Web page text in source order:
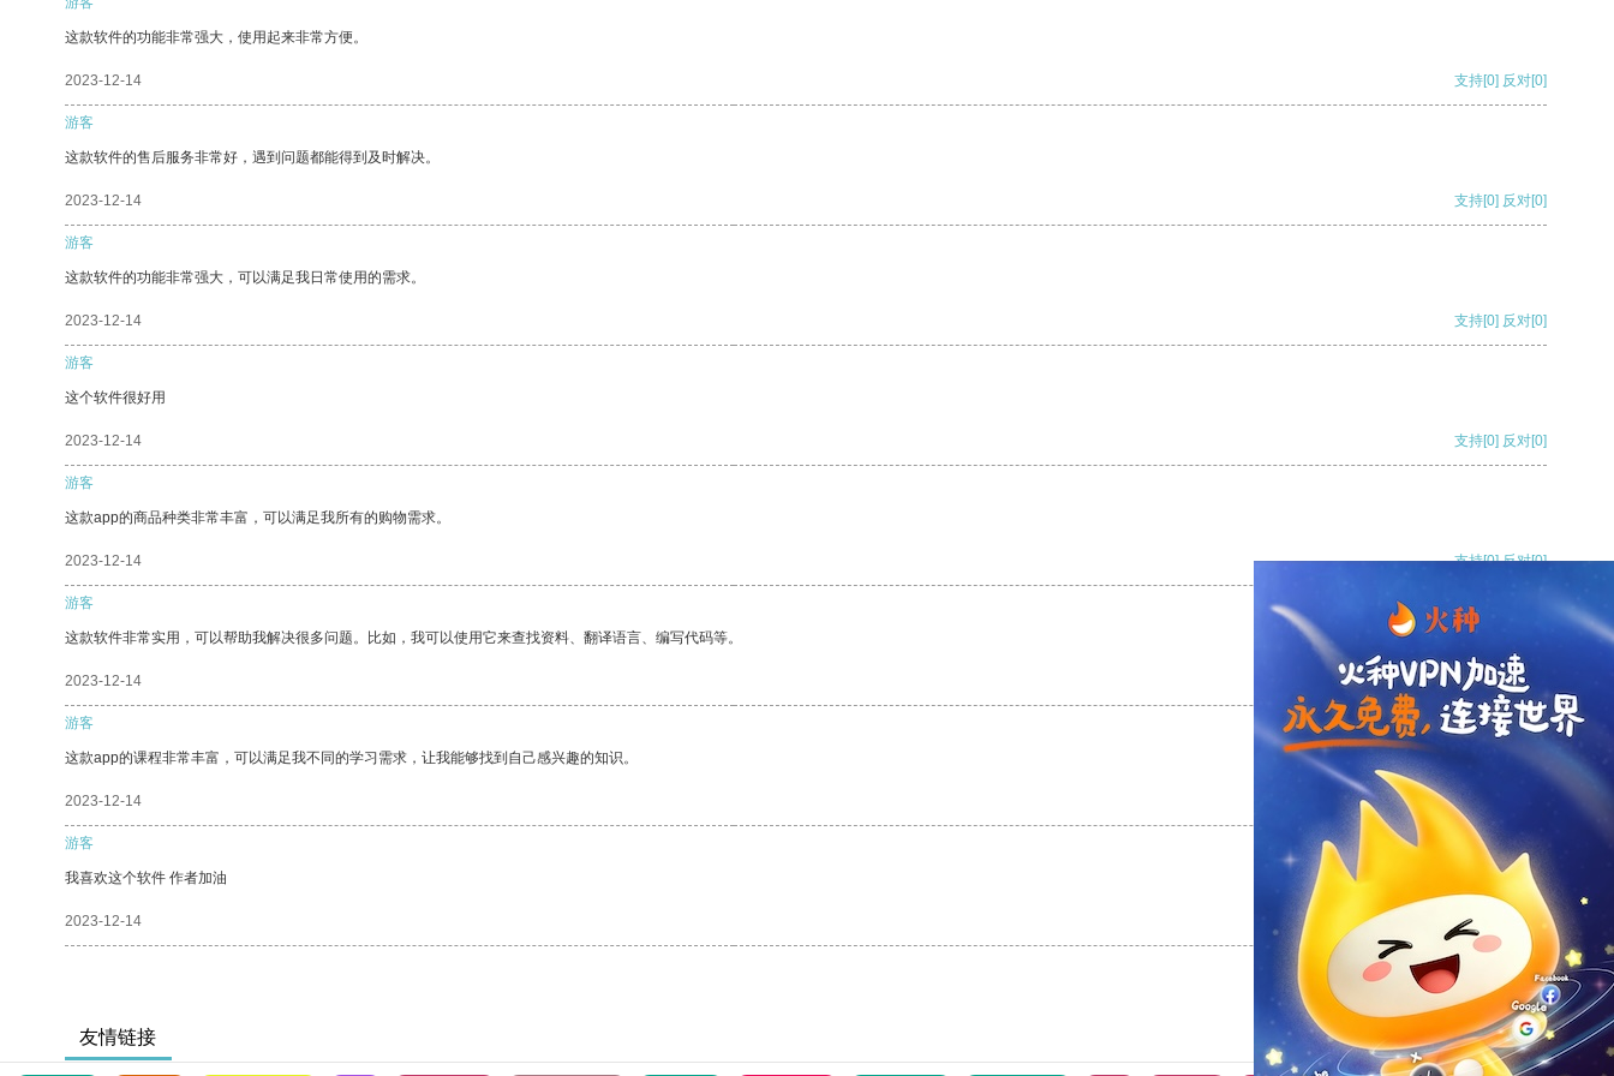
这款软件的功能非常强大，使用起来非常方便。
2023-12-14 支持[0] 反对[0]
游客
这款软件的售后服务非常好，遇到问题都能得到及时解决。
2023-12-14 支持[0] 反对[0]
游客
这款软件的功能非常强大，可以满足我日常使用的需求。
2023-12-14 支持[0] 反对[0]
游客
这个软件很好用
2023-12-14 支持[0] 反对[0]
游客
这款app的商品种类非常丰富，可以满足我所有的购物需求。
2023-12-14 支持[0] 反对[0]
游客
这款软件非常实用，可以帮助我解决很多问题。比如，我可以使用它来查找资料、翻译语言、编写代码等。
2023-12-14 支持[0] 反对
游客
这款app的课程非常丰富，可以满足我不同的学习需求，让我能够找到自己感兴趣的知识。
2023-12-14 支持
游客
我喜欢这个软件 作者加油
2023-12-14 支持 反对 [0]
友情链接